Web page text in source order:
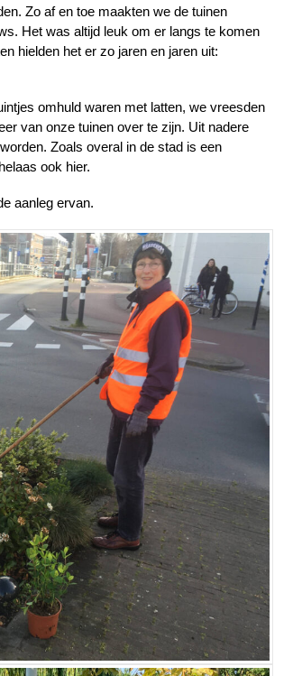
Zo af en toe maakten we de tuinen
Het was altijd leuk om er langs te komen
hielden het er zo jaren en jaren uit:
omhuld waren met latten, we vreesden
van onze tuinen over te zijn. Uit nadere
Zoals overal in de stad is een
ook hier.
aanleg ervan.